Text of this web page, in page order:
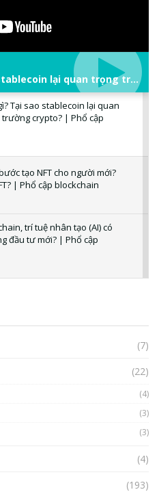
Stablecoin là gì? Tại sao stablecoin lại quan trọng trong thị trường crypto? | Phổ cập Blockchain
Tại sao stablecoin lại quan
crypto? | Phổ cập
tạo NFT cho người mới?
| Phổ cập blockchain
trí tuệ nhân tạo (AI) có
đầu tư mới? | Phổ cập
Những sự kiện ảnh hưởng
tiền mã hoá | Phổ cập
(7)
(22)
(4)
(3)
(3)
(4)
(193)